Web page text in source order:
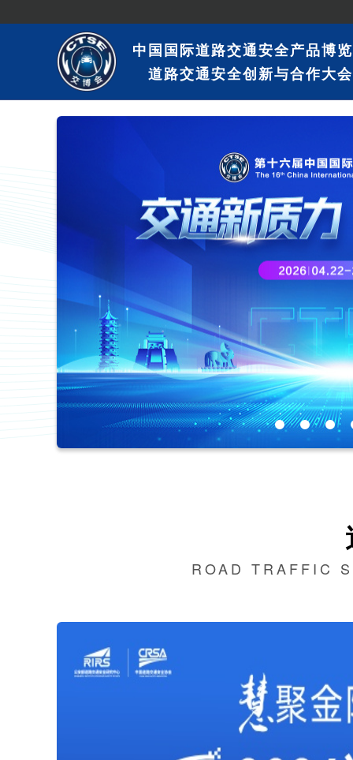
中国国际道路交通安全产品博
道路交通安全创新与合作大会
ROAD TRAFFIC